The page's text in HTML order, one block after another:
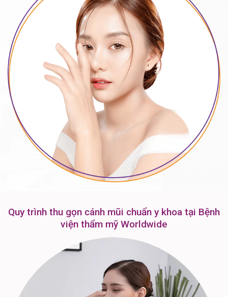
Quy trình thu gọn cánh mũi chuẩn y khoa tại Bệnh
viện thẩm mỹ Worldwide